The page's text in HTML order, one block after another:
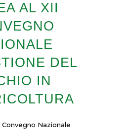
AL XII
DEL
IN
Convegno Nazionale